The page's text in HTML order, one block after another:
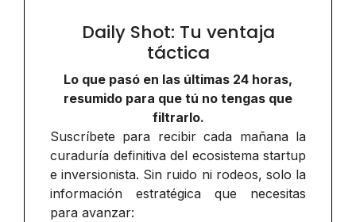
Daily Shot: Tu ventaja
táctica
Lo que pasó en las últimas 24 horas,
resumido para que tú no tengas que
filtrarlo.
Suscríbete para recibir cada mañana la
curaduría definitiva del ecosistema startup
e inversionista. Sin ruido ni rodeos, solo la
información estratégica que necesitas
para avanzar: